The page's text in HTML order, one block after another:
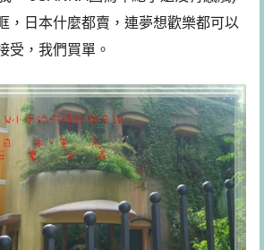
，日本什麼都賣，連夢想歡樂都可以
受，我們買單。